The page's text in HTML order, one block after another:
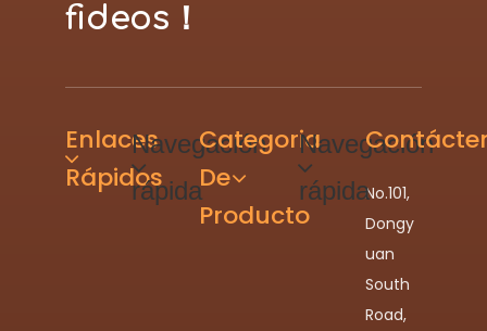
fideos！
Enlaces
Rápidos
Navegación
rápida
Categoria
De
Producto
Navegación
rápidaNo.101,
Dongy
uan
South
Road,